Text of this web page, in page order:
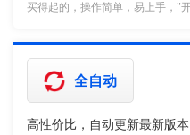
买得起的，操作简单，易上手，"
全自动
高性价比，自动更新最新版本